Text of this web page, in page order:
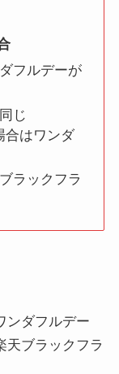
フルデーが
じ
合はワンダ
ラックフラ
ンダフルデー
天ブラックフラ